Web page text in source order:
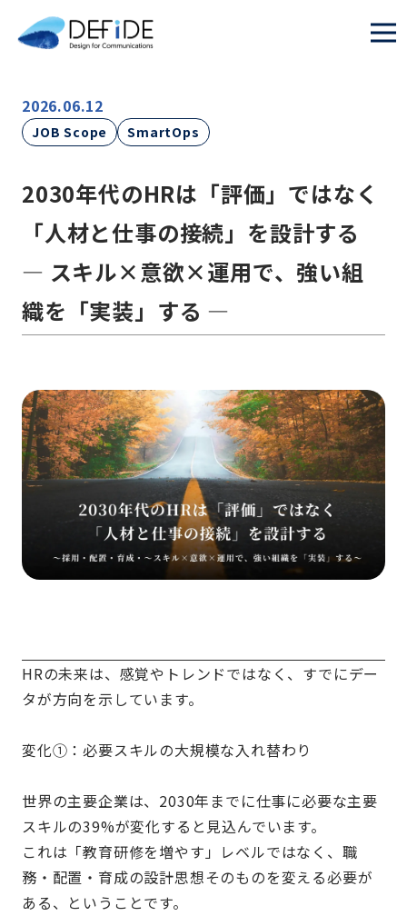
2026.06.12
JOB Scope SmartOps
2030年代のHRは「評価」ではなく
「人材と仕事の接続」を設計する
— スキル×意欲×運用で、強い組
織を「実装」する —
HRの未来は、感覚やトレンドではなく、すでにデー
タが方向を示しています。
変化①：必要スキルの大規模な入れ替わり
世界の主要企業は、2030年までに仕事に必要な主要
スキルの39%が変化すると見込んでいます。
これは「教育研修を増やす」レベルではなく、職
務・配置・育成の設計思想そのものを変える必要が
ある、ということです。